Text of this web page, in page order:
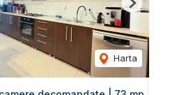
Harta
Next